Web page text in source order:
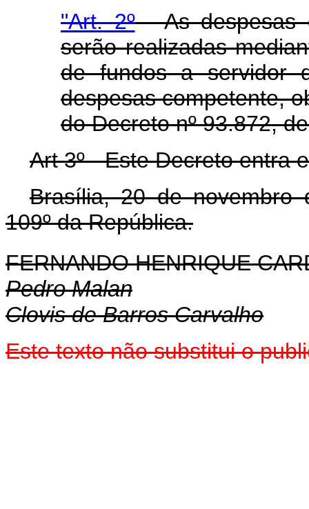
"Art. 2º- As despesas
serão realizadas
de fundos a servidor
despesas competente,
do Decreto nº 93.872,
Art 3º - Este Decreto entra
Brasília, 20 de novembro
109º da República.
FERNANDO HENRIQUE
Pedro Malan
Clovis de Barros Carvalho
Este texto não substitui o